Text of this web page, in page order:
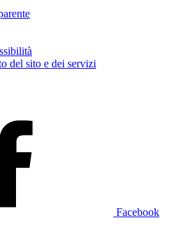
del sito e dei servizi
Facebook